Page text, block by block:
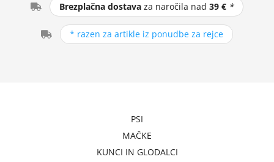
Brezplačna dostava za naročila nad39 € *
* razen za artikle iz ponudbe za rejce
PSI
MAČKE
KUNCI IN GLODALCI